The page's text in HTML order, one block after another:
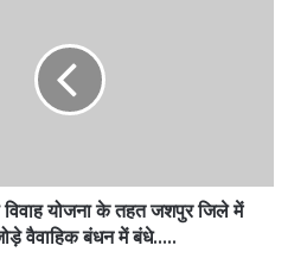
विवाह योजना के तहत जशपुर जिले में
वैवाहिक बंधन में बंधे…..